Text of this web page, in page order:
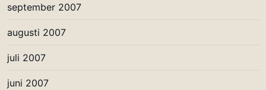
september 2007
augusti 2007
juli 2007
juni 2007